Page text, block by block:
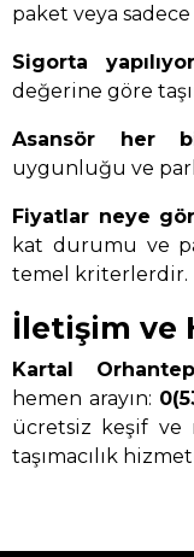
paket veya
Sigorta
değerine göre
Asansör her
uygunluğu ve
Fiyatlar neye
kat durumu ve
temel kriterlerdir.
İletişim ve
Kartal
hemen arayın:
ücretsiz keşif ve
taşımacılık